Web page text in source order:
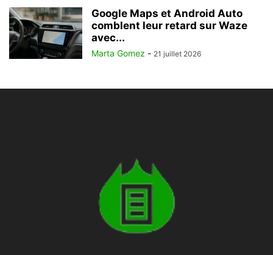
Google Maps et Android Auto
comblent leur retard sur Waze
avec...
Marta Gomez - 21 juillet 2026